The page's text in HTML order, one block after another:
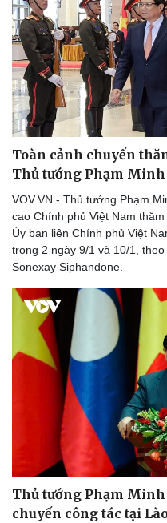
Thể thao
Bóng đá
Lịch thi đấu bóng đá
Thế giới thể thao
eSports
Hậu trường
Doanh nghiệp
Thông tin doanh nghiệp
Doanh nghiệp 24h
Doanh nhân
Vì cộng đồng
Toàn cảnh chuyến
Thủ tướng Phạm
VOV.VN - Thủ tướng Phạm
cao Chính phủ Việt Nam
Ủy ban liên Chính phủ Việt
trong 2 ngày 9/1 và 10/1,
Sonexay Siphandone.
Thủ tướng Phạm
chuyến công tác tại